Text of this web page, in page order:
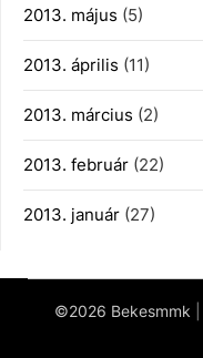
2013. május (5)
2013. április (11)
2013. március (2)
2013. február (22)
2013. január (27)
©2026 Bekesmmk